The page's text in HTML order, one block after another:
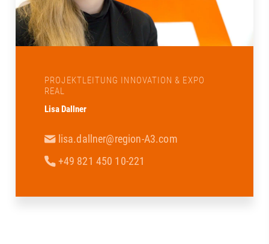
PROJEKTLEITUNG INNOVATION & EXPO
REAL
Lisa Dallner
lisa.dallner@region-A3.com
+49 821 450 10-221